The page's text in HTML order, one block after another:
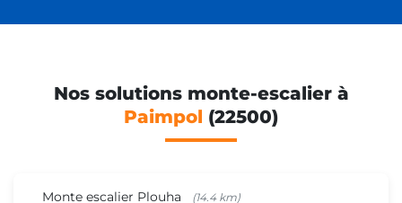
Nos solutions monte-escalier à
Paimpol (22500)
Monte escalier Plouha (14.4 km)